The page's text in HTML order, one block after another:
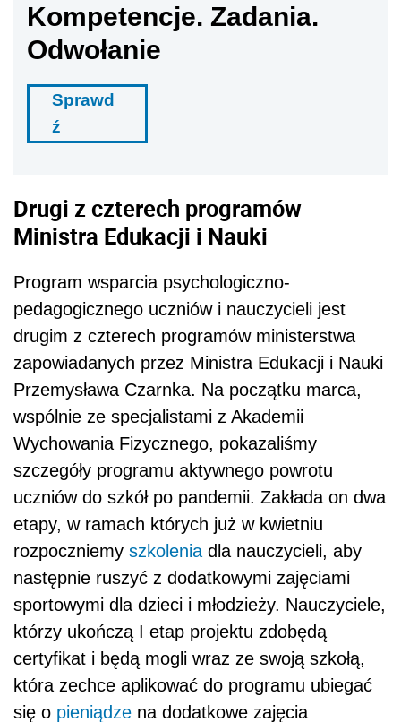
Kompetencje. Zadania.
Odwołanie
Sprawd
ź
Drugi z czterech programów
Ministra Edukacji i Nauki
Program wsparcia psychologiczno-
pedagogicznego uczniów i nauczycieli jest
drugim z czterech programów ministerstwa
zapowiadanych przez Ministra Edukacji i Nauki
Przemysława Czarnka. Na początku marca,
wspólnie ze specjalistami z Akademii
Wychowania Fizycznego, pokazaliśmy
szczegóły programu aktywnego powrotu
uczniów do szkół po pandemii. Zakłada on dwa
etapy, w ramach których już w kwietniu
rozpoczniemy szkolenia dla nauczycieli, aby
następnie ruszyć z dodatkowymi zajęciami
sportowymi dla dzieci i młodzieży. Nauczyciele,
którzy ukończą I etap projektu zdobędą
certyfikat i będą mogli wraz ze swoją szkołą,
która zechce aplikować do programu ubiegać
się o pieniądze na dodatkowe zajęcia